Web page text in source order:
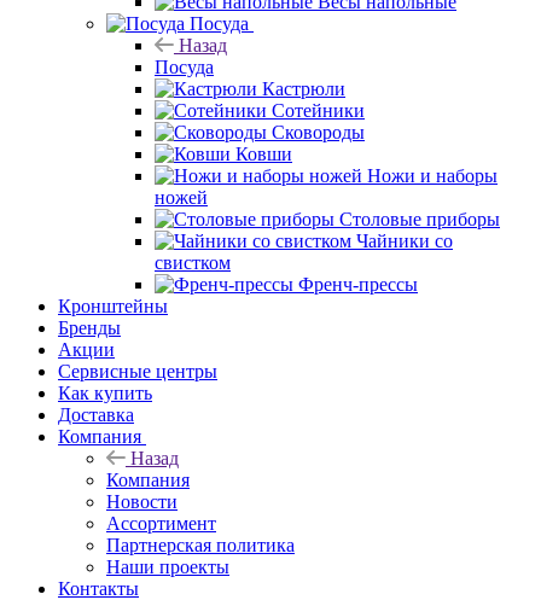
Посуда
Назад
Посуда
Кастрюли
Сотейники
Сковороды
Ковши
Ножи и наборы
ножей
Столовые приборы
Чайники со
свистком
Френч-прессы
Кронштейны
Бренды
Акции
Сервисные центры
Как купить
Доставка
Компания
Назад
Компания
Новости
Ассортимент
Партнерская политика
Наши проекты
Контакты